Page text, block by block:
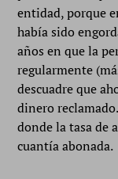
entidad, porque
había sido
años en que la
regularmente
descuadre que
dinero
donde la tasa de
cuantía abonada.